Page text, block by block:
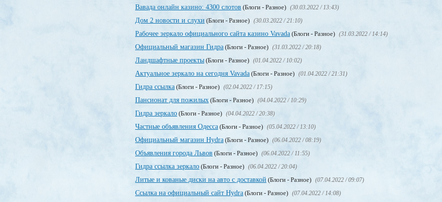
Вавада онлайн казино: 4300 слотов (Блоги - Разное) (30.03.2022 / 13:43)
Дом 2 новости и слухи (Блоги - Разное) (30.03.2022 / 21:10)
Рабочее зеркало официального сайта казино Vavada (Блоги - Разное) (31.03.2022 / 14:14)
Официальный магазин Гидра (Блоги - Разное) (31.03.2022 / 20:18)
Ландшафтные проекты (Блоги - Разное) (01.04.2022 / 10:02)
Актуальное зеркало на сегодня Vavada (Блоги - Разное) (01.04.2022 / 21:31)
Гидра ссылка (Блоги - Разное) (02.04.2022 / 17:15)
Пансионат для пожилых (Блоги - Разное) (04.04.2022 / 10:29)
Гидра зеркало (Блоги - Разное) (04.04.2022 / 20:38)
Частные объявления Одесса (Блоги - Разное) (05.04.2022 / 13:10)
Официальный магазин Hydra (Блоги - Разное) (06.04.2022 / 08:19)
Объявления города Львов (Блоги - Разное) (06.04.2022 / 11:55)
Гидра ссылка зеркало (Блоги - Разное) (06.04.2022 / 20:04)
Литые и кованые диски на авто с доставкой (Блоги - Разное) (07.04.2022 / 09:07)
Ссылка на официальный сайт Hydra (Блоги - Разное) (07.04.2022 / 14:08)